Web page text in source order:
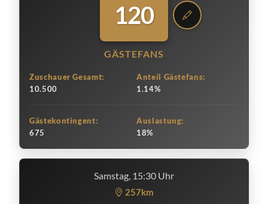
120
GÄSTEFANS
Zuschauer Gesamt:
10.500
Anteil Gästefans:
1.14%
Gästekontingent:
675
Auslastung:
18%
Samstag, 15:30 Uhr
257km